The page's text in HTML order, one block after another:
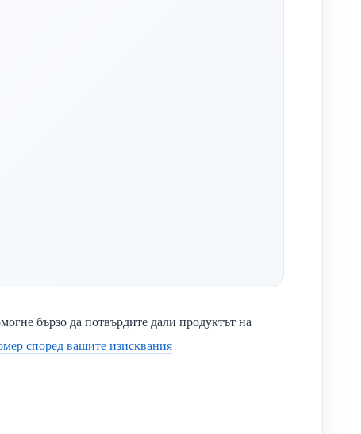
бързо да потвърдите дали продуктът на
според вашите изисквания